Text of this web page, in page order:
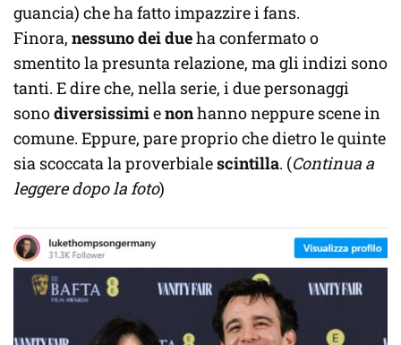
guancia) che ha fatto impazzire i fans.
Finora, nessuno dei dueha confermato o
smentito la presunta relazione, ma gli indizi sono
tanti. E dire che, nella serie, i due personaggi
sonodiversissimienonhanno neppure scene in
comune. Eppure, pare proprio che dietro le quinte
sia scoccata la proverbialescintilla. (Continua a
leggere dopo la foto)